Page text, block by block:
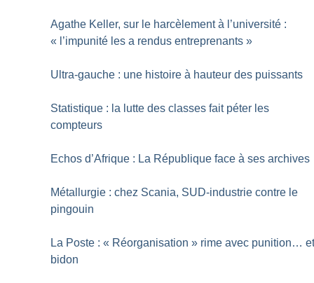
Agathe Keller, sur le harcèlement à l’université :
« l’impunité les a rendus entreprenants »
Ultra-gauche : une histoire à hauteur des puissants
Statistique : la lutte des classes fait péter les
compteurs
Echos d’Afrique : La République face à ses archives
Métallurgie : chez Scania, SUD-industrie contre le
pingouin
La Poste : « Réorganisation » rime avec punition…
bidon